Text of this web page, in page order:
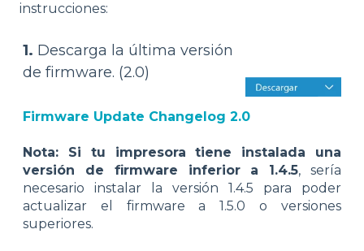
instrucciones:
1. Descarga la última versión
de firmware. (2.0)
Firmware Update Changelog 2.0
Nota: Si tu impresora tiene instalada una
versión de firmware inferior a 1.4.5, sería
necesario instalar la versión 1.4.5 para poder
actualizar el firmware a 1.5.0 o versiones
superiores.